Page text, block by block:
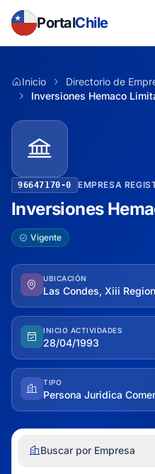
PortalChile
Inicio
Directorio de
Inversiones Hemaco
96647170-0 EMPRESA
Inversiones
Vigente
UBICACIÓN
Las Condes, Xiii
INICIO ACTIVIDADES
28/04/1993
TIPO
Persona Juridica
Buscar por Empresa